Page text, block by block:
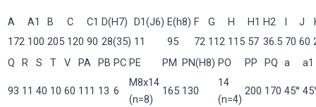
A A1 В С C1 D(H7) D1(J6) E(h8) F G H H1 H2 l J
172 100 205 120 90 28(35) 11 95 72 112 115 57 36.5 70 60
Q
R S T V PA PB PC PE PM PN(H8) PO PP PQ a a1
93 11 40 10 60 111 13 6
M8x14
(n=8)
165 130
14
(n=4)
200 170 45°